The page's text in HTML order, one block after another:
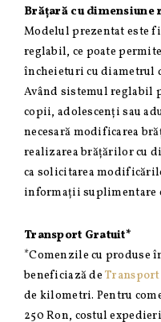
Brățară cu dimensiune
Modelul prezentat este
reglabil, ce poate
încheieturi cu diametrul
Având sistemul reglabil
copii, adolescenți sau
necesară modificarea
realizarea brățărilor cu
ca solicitarea
informații suplimentare
Transport Gratuit*
*Comenzile cu produse
beneficiază de
de kilometri. Pentru
250 Ron, costul